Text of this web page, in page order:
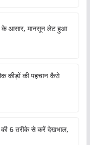
के आसार, मानसून लेट हुआ
कीड़ों की पहचान कैसे
6 तरीके से करें देखभाल,